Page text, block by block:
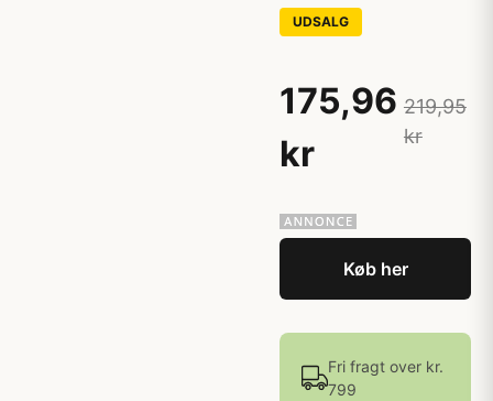
UDSALG
175,96
kr
219,95
kr
Køb her
Fri fragt over kr.
799